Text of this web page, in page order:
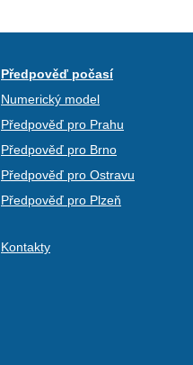
Předpověď počasí
Numerický model
Předpověď pro Prahu
Předpověď pro Brno
Předpověď pro Ostravu
Předpověď pro Plzeň
Kontakty